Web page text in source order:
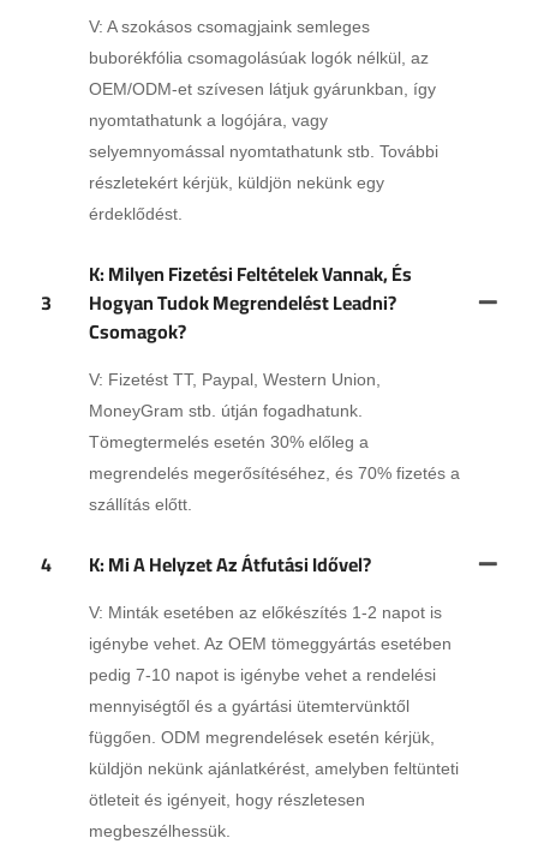
V: A szokásos csomagjaink semleges
buborékfólia csomagolásúak logók nélkül, az
OEM/ODM-et szívesen látjuk gyárunkban, így
nyomtathatunk a logójára, vagy
selyemnyomással nyomtathatunk stb. További
részletekért kérjük, küldjön nekünk egy
érdeklődést.
3
K: Milyen Fizetési Feltételek Vannak, És
Hogyan Tudok Megrendelést Leadni?
Csomagok?
V: Fizetést TT, Paypal, Western Union,
MoneyGram stb. útján fogadhatunk.
Tömegtermelés esetén 30% előleg a
megrendelés megerősítéséhez, és 70% fizetés a
szállítás előtt.
4 K: Mi A Helyzet Az Átfutási Idővel?
V: Minták esetében az előkészítés 1-2 napot is
igénybe vehet. Az OEM tömeggyártás esetében
pedig 7-10 napot is igénybe vehet a rendelési
mennyiségtől és a gyártási ütemtervünktől
függően. ODM megrendelések esetén kérjük,
küldjön nekünk ajánlatkérést, amelyben feltünteti
ötleteit és igényeit, hogy részletesen
megbeszélhessük.